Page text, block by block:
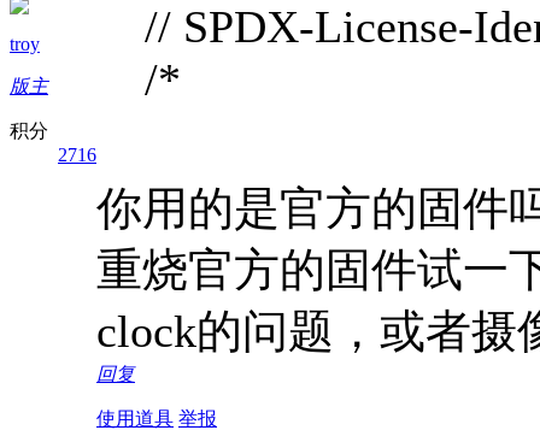
troy
版主
积分
2716
// SPDX-License-
/*
你用的是官方的固件
重烧官方的固件试一
clock的问题，或者摄
回复
使用道具 举报